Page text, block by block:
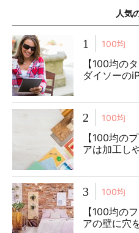
人気
1 100均
【100均の
ダイソーの
2 100均
【100均の
アは加工し
3 100均
【100均の
アの壁に穴